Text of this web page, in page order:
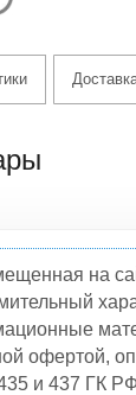
на
офертой,
и 437 ГК